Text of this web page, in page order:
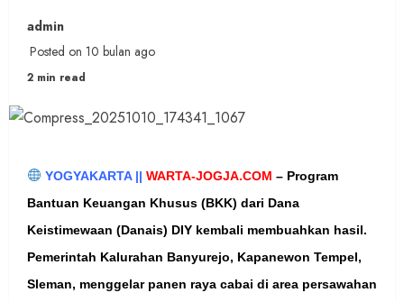
admin
Posted on 10 bulan ago
2 min read
YOGYAKARTA || WARTA-JOGJA.COM – Program
Bantuan Keuangan Khusus (BKK) dari Dana
Keistimewaan (Danais) DIY kembali membuahkan hasil.
Pemerintah Kalurahan Banyurejo, Kapanewon Tempel,
Sleman, menggelar panen raya cabai di area persawahan